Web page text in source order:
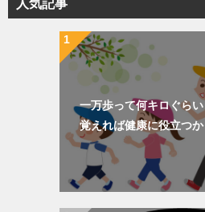
ー
人気記事
一万歩って何キロぐら
覚えれば健康に役立つか